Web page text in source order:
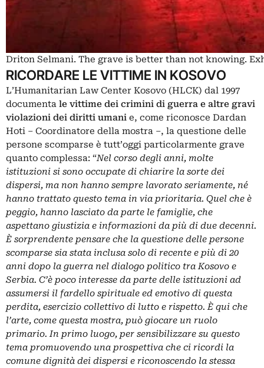
Driton Selmani. The grave is better than not knowing.
RICORDARE LE VITTIME IN KOSOVO
L’Humanitarian Law Center Kosovo (HLCK) dal 1997
documenta le vittime dei crimini di guerra e altre gravi
violazioni dei diritti umani e, come riconosce Dardan
Hoti – Coordinatore della mostra ‒, la questione delle
persone scomparse è tutt’oggi particolarmente grave
quanto complessa: “Nel corso degli anni, molte
istituzioni si sono occupate di chiarire la sorte dei
dispersi, ma non hanno sempre lavorato seriamente, né
hanno trattato questo tema in via prioritaria. Quel che è
peggio, hanno lasciato da parte le famiglie, che
aspettano giustizia e informazioni da più di due decenni.
È sorprendente pensare che la questione delle persone
scomparse sia stata inclusa solo di recente e più di 20
anni dopo la guerra nel dialogo politico tra Kosovo e
Serbia. C’è poco interesse da parte delle istituzioni ad
assumersi il fardello spirituale ed emotivo di questa
perdita, esercizio collettivo di lutto e rispetto. È qui che
l’arte, come questa mostra, può giocare un ruolo
primario. In primo luogo, per sensibilizzare su questo
tema promuovendo una prospettiva che ci ricordi la
comune dignità dei dispersi e riconoscendo la stessa